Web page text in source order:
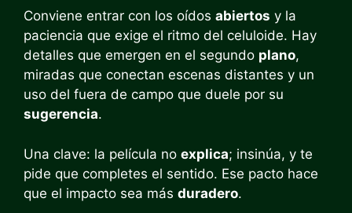
Conviene entrar con los oídos abiertos y la
paciencia que exige el ritmo del celuloide. Hay
detalles que emergen en el segundo plano,
miradas que conectan escenas distantes y un
uso del fuera de campo que duele por su
sugerencia.
Una clave: la película no explica; insinúa, y te
pide que completes el sentido. Ese pacto hace
que el impacto sea más duradero.